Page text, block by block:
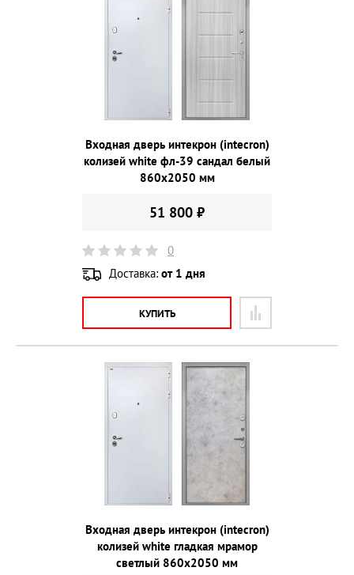
Входная дверь интекрон (intecron)
колизей white фл-39 сандал белый
860х2050 мм
51 800 ₽
0
Доставка: от 1 дня
КУПИТЬ
Входная дверь интекрон (intecron)
колизей white гладкая мрамор
светлый 860х2050 мм